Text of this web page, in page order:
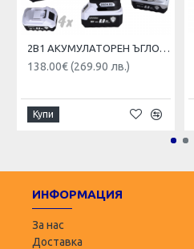
2В1 АКУМУЛАТОРЕН ЪГЛОШЛАЙФ 125ММ И БЕЗЖИЧЕН ГАЙКОВЕРТ-ВИНТОВЕРТ БЕЗЧЕТКОВ УДАРЕН 36V 8,0AH STAHLMAYER 4X БАТЕРИЯ 2 ЗАРЯДНО В КУФАР РАКЕТА
138.00€ (269.90 лв.)
Купи
ИНФОРМАЦИЯ
За нас
Доставка